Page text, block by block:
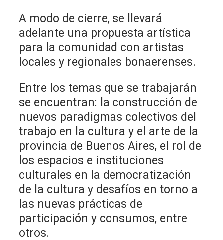
A modo de cierre, se llevará
adelante una propuesta artística
para la comunidad con artistas
locales y regionales bonaerenses.
Entre los temas que se trabajarán
se encuentran: la construcción de
nuevos paradigmas colectivos del
trabajo en la cultura y el arte de la
provincia de Buenos Aires, el rol de
los espacios e instituciones
culturales en la democratización
de la cultura y desafíos en torno a
las nuevas prácticas de
participación y consumos, entre
otros.